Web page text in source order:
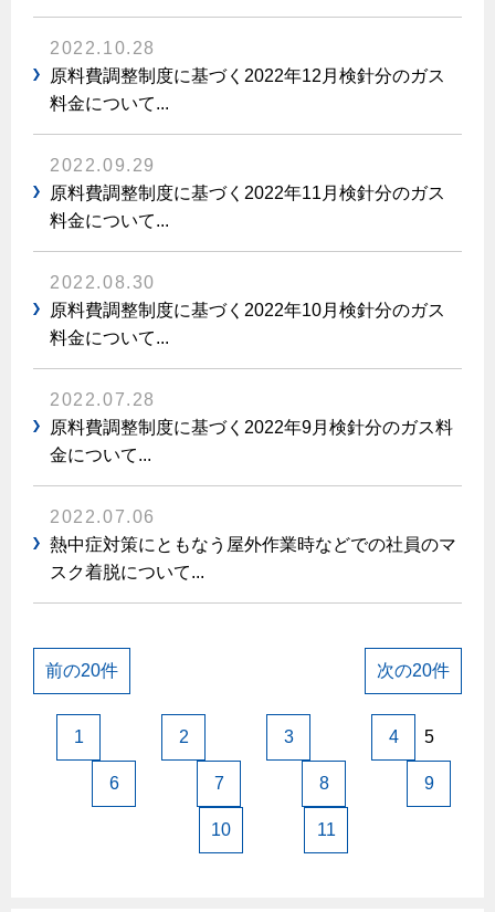
2022.10.28
原料費調整制度に基づく2022年12月検針分のガス
料金について...
2022.09.29
原料費調整制度に基づく2022年11月検針分のガス
料金について...
2022.08.30
原料費調整制度に基づく2022年10月検針分のガス
料金について...
2022.07.28
原料費調整制度に基づく2022年9月検針分のガス料
金について...
2022.07.06
熱中症対策にともなう屋外作業時などでの社員のマ
スク着脱について...
前の20件
1 2 3 4 5
6 7 8 9
10 11
次の20件